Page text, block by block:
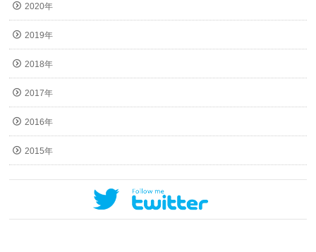
2020年
2019年
2018年
2017年
2016年
2015年